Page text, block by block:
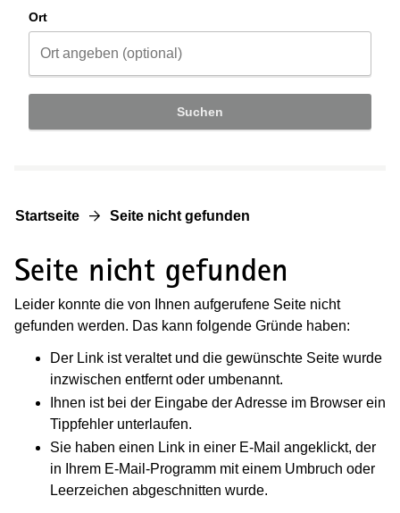
Ort
Suchen
Startseite Seite nicht gefunden
Seite nicht gefunden
Leider konnte die von Ihnen aufgerufene Seite nicht
gefunden werden. Das kann folgende Gründe haben:
Der Link ist veraltet und die gewünschte Seite wurde
inzwischen entfernt oder umbenannt.
Ihnen ist bei der Eingabe der Adresse im Browser ein
Tippfehler unterlaufen.
Sie haben einen Link in einer E-Mail angeklickt, der
in Ihrem E-Mail-Programm mit einem Umbruch oder
Leerzeichen abgeschnitten wurde.